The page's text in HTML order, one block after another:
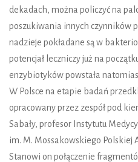
dekadach, można policzyć na
poszukiwania innych czynników
nadzieje pokładane są w
potencjał leczniczy już na
enzybiotyków powstała
W Polsce na etapie badań
opracowany przez zespół pod
Sabały, profesor Instytutu
im. M. Mossakowskiego Polskiej
Stanowi on połączenie